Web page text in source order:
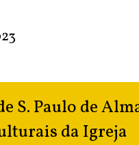
S. Paulo de
da Igreja